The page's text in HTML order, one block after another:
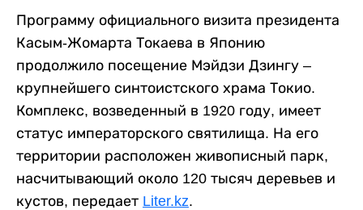
Программу официального визита президента
Касым-Жомарта Токаева в Японию
продолжило посещение Мэйдзи Дзингу –
крупнейшего синтоистского храма Токио.
Комплекс, возведенный в 1920 году, имеет
статус императорского святилища. На его
территории расположен живописный парк,
насчитывающий около 120 тысяч деревьев и
кустов, передает Liter.kz.